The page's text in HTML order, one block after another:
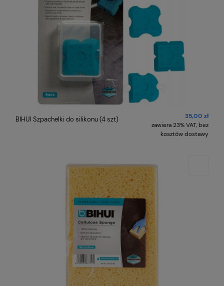
BIHUI Szpachelki do silikonu (4 szt)
35,00 zł
zawiera 23% VAT, bez
kosztów dostawy